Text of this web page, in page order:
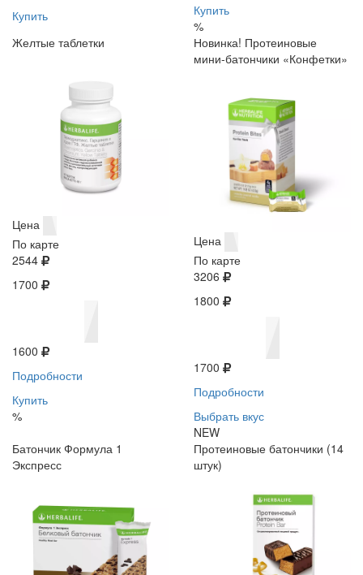
Купить
Купить
%
Желтые таблетки
Цена
По карте
2544
1700
1600
Подробности
Купить
%
Новинка! Протеиновые
мини-батончики «Конфетки»
Цена
По карте
3206
1800
1700
Подробности
Выбрать вкус
NEW
Батончик Формула 1
Экспресс
Протеиновые батончики (14
штук)